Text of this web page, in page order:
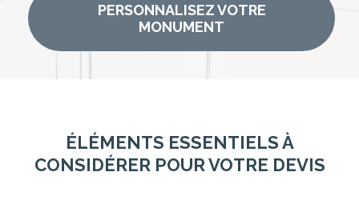
PERSONNALISEZ VOTRE
MONUMENT
ÉLÉMENTS ESSENTIELS À
CONSIDÉRER POUR VOTRE DEVIS